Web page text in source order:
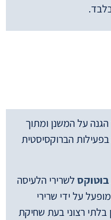
הגנה על המשנן ומתוך
הברוקסיסטית
לשרירי הלעיסה
על ידי שרירי
בלתי רצוני בעת שחיקת